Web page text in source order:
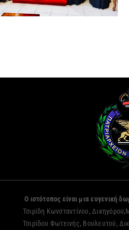
ΜΕΤΑΞΑΚΗ )
Ο ιστότοπος είναι μια ευγενική
Τσιρίδη Κωνσταντίνου,
Τσιρίδου Φωτεινής, Βουλευτού,